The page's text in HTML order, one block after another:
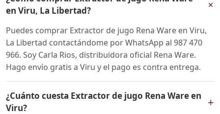
en Viru, La Libertad?
+
Puedes comprar Extractor de jugo Rena Ware en Viru,
La Libertad contactándome por WhatsApp al 987 470
966. Soy Carla Rios, distribuidora oficial Rena Ware.
Hago envío gratis a Viru y el pago es contra entrega.
¿Cuánto cuesta Extractor de jugo Rena Ware en
Viru?
+